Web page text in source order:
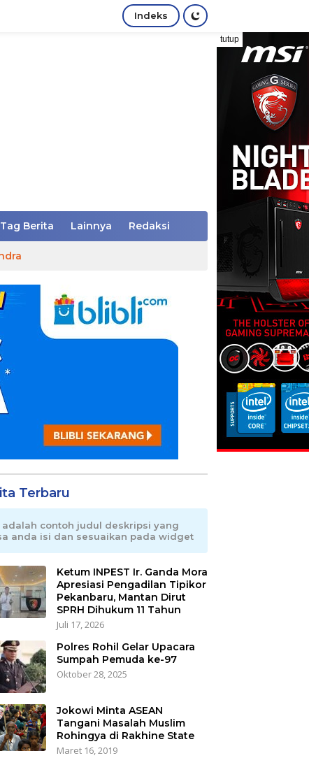
Indeks
tutup
Tag Berita Lainnya Redaksi
Terbaru
adalah contoh judul deskripsi yang
anda isi dan sesuaikan pada widget
Ketum INPEST Ir. Ganda Mora
Apresiasi Pengadilan Tipikor
Pekanbaru, Mantan Dirut
SPRH Dihukum 11 Tahun
Juli 17, 2026
Polres Rohil Gelar Upacara
Sumpah Pemuda ke-97
Oktober 28, 2025
Jokowi Minta ASEAN
Tangani Masalah Muslim
Rohingya di Rakhine State
Maret 16, 2019